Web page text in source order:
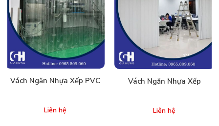
Vách Ngăn Nhựa Xếp PVC
Liên hệ
Vách Ngăn Nhựa Xếp
Liên hệ